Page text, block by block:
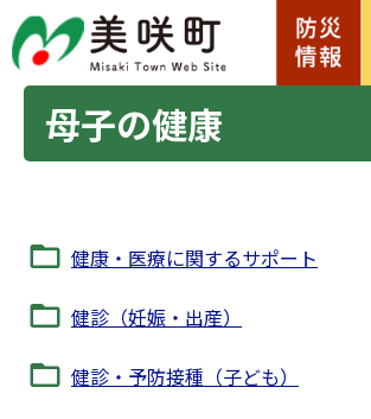
母子の健康
健康・医療に関するサポート
健診（妊娠・出産）
健診・予防接種（子ども）